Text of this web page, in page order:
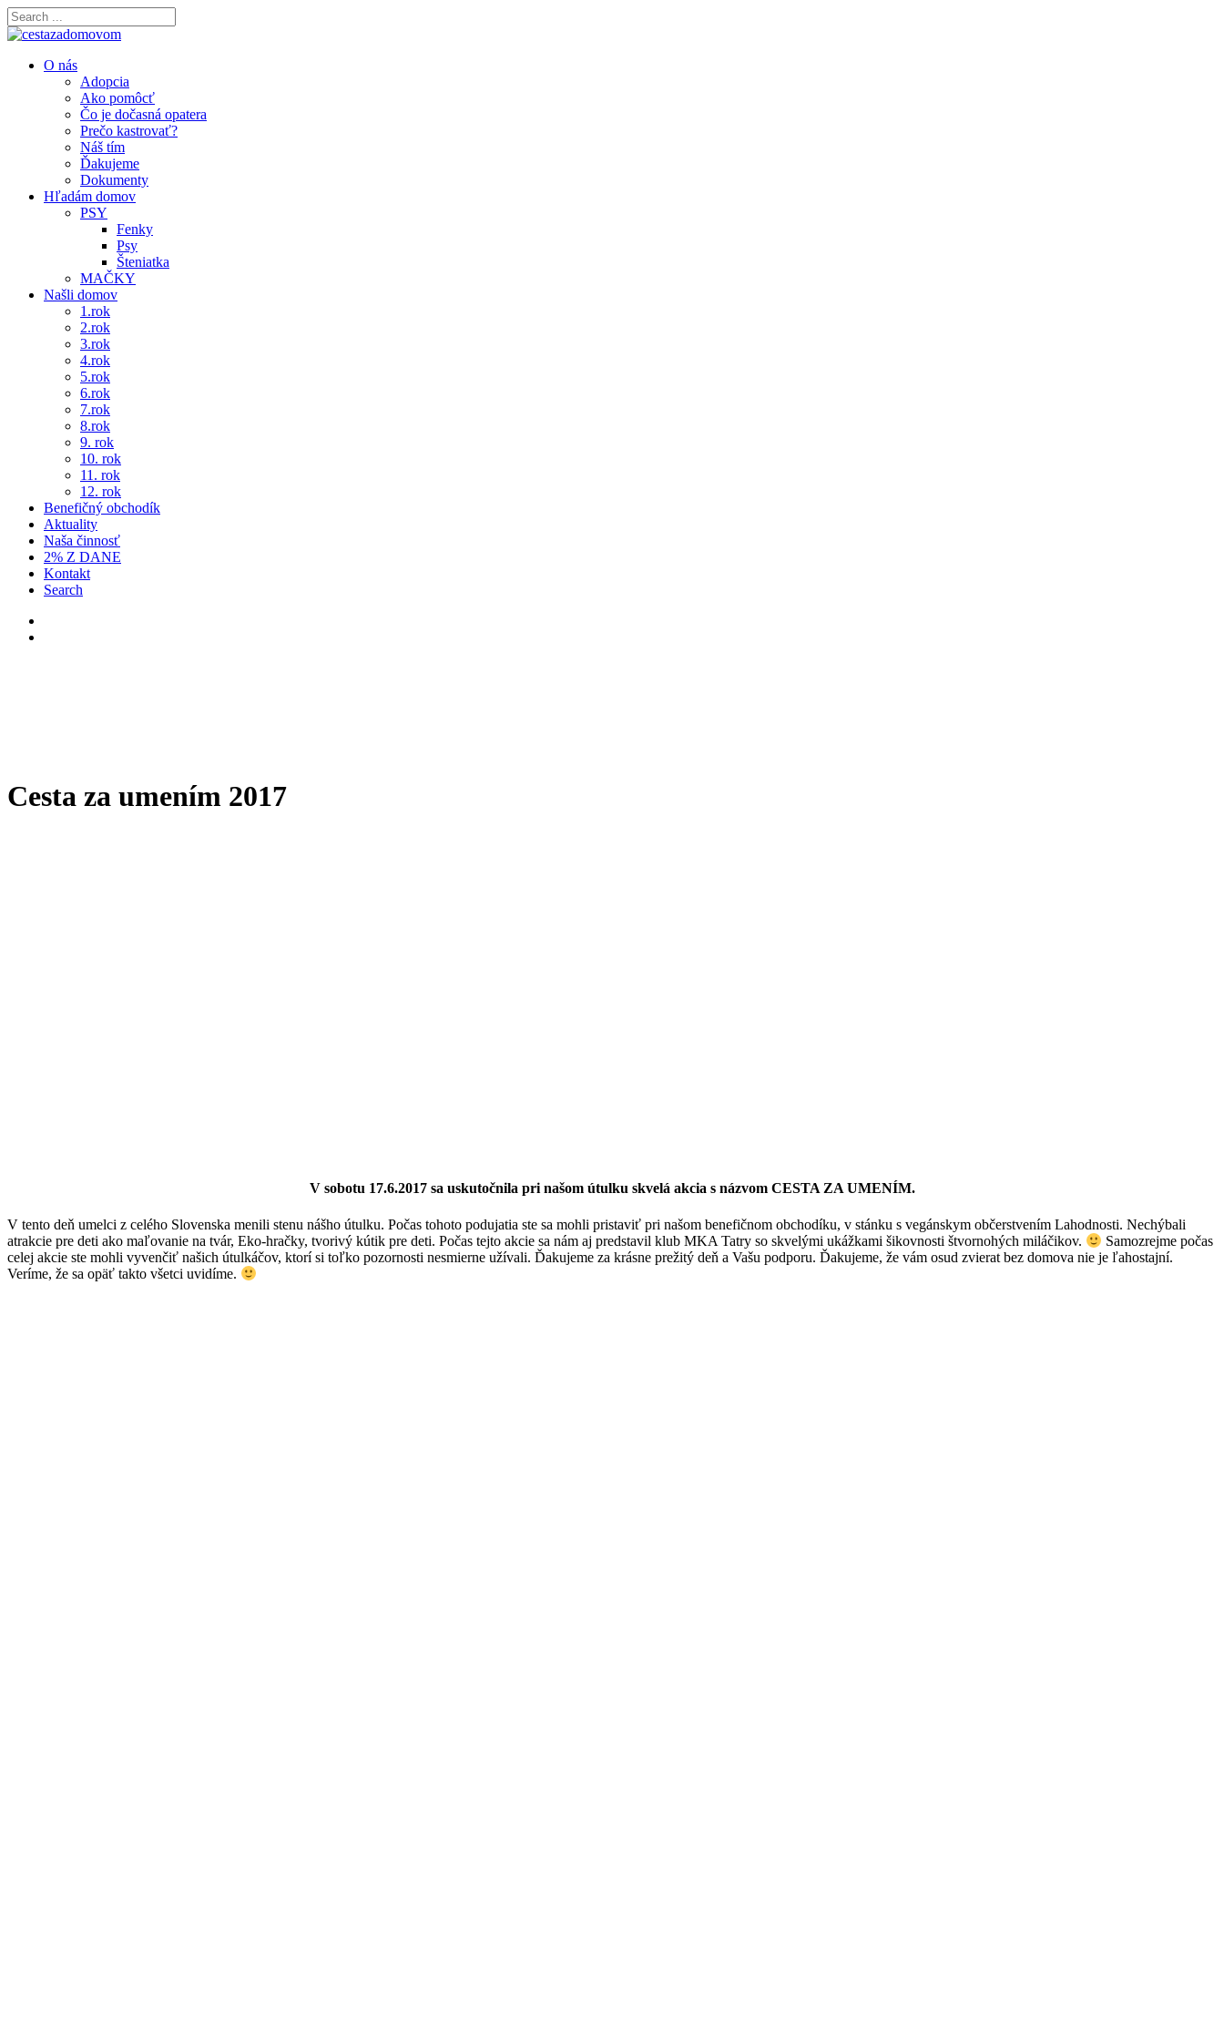
O nás
Adopcia
Ako pomôcť
Čo je dočasná opatera
Prečo kastrovať?
Náš tím
Ďakujeme
Dokumenty
Hľadám domov
PSY
Fenky
Psy
Šteniatka
MAČKY
Našli domov
1.rok
2.rok
3.rok
4.rok
5.rok
6.rok
7.rok
8.rok
9. rok
10. rok
11. rok
12. rok
Benefičný obchodík
Aktuality
Naša činnosť
2% Z DANE
Kontakt
Search
Cesta za umením 2017
V sobotu 17.6.2017 sa uskutočnila pri našom útulku skvelá akcia s názvom CESTA ZA UMENÍM.
V tento deň umelci z celého Slovenska menili stenu nášho útulku. Počas tohoto podujatia ste sa mohli pristaviť pri našom benefičnom obchodíku, v stánku s vegánskym občerstvením Lahodnosti. Nechýbali
atrakcie pre deti ako maľovanie na tvár, Eko-hračky, tvorivý kútik pre deti. Počas tejto akcie sa nám aj predstavil klub MKA Tatry so skvelými ukážkami šikovnosti štvornohých miláčikov.
Samozrejme počas
celej akcie ste mohli vyvenčiť našich útulkáčov, ktorí si toľko pozornosti nesmierne užívali. Ďakujeme za krásne prežitý deň a Vašu podporu. Ďakujeme, že vám osud zvierat bez domova nie je ľahostajní.
Veríme, že sa opäť takto všetci uvidíme.